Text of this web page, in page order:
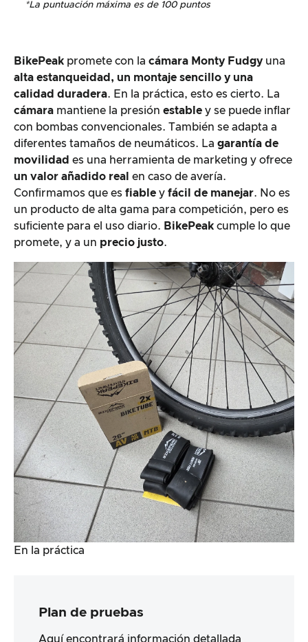
*La puntuación máxima es de 100 puntos
BikePeak promete con la cámara Monty Fudgy una
alta estanqueidad, un montaje sencillo y una
calidad duradera. En la práctica, esto es cierto. La
cámara mantiene la presión estable y se puede inflar
con bombas convencionales. También se adapta a
diferentes tamaños de neumáticos. La garantía de
movilidad es una herramienta de marketing y ofrece
un valor añadido real en caso de avería.
Confirmamos que es fiable y fácil de manejar. No es
un producto de alta gama para competición, pero es
suficiente para el uso diario. BikePeak cumple lo que
promete, y a un precio justo.
En la práctica
Plan de pruebas
Aquí encontrará información detallada